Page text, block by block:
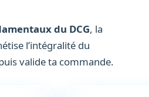
du DCG, la
l’intégralité du
valide ta commande.